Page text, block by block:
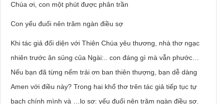
Chúa ơi, con một phút được phân trần
Con yếu đuối nên trăm ngàn điều sợ
Khi tác giả đối diện với Thiên Chúa yêu thương, nhà thơ ngạc
nhiên trước ân sủng của Ngài:.. con đáng gì mà vẫn phước…
Nếu bạn đã từng nếm trải ơn ban thiên thượng, bạn dễ dàng
Amen với điều này? Trong hai khổ thơ trên tác giả tiếp tục tự
bạch chính mình và …lo sợ: yếu đuối nên trăm ngàn điều sợ.